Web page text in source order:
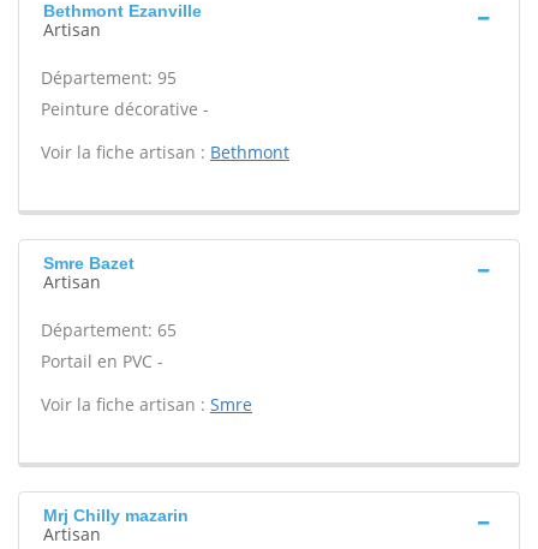
Bethmont Ezanville
Artisan
Département: 95
Peinture décorative -
Voir la fiche artisan : Bethmont
Smre Bazet
Artisan
Département: 65
Portail en PVC -
Voir la fiche artisan : Smre
Mrj Chilly mazarin
Artisan